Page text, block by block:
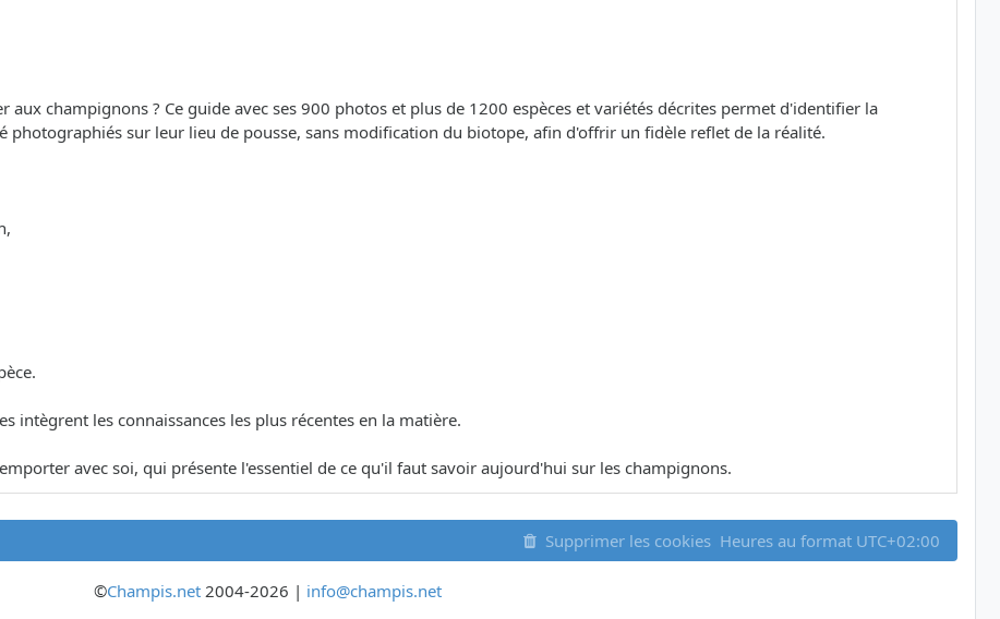
aux champignons ? Ce guide avec ses 900 photos et plus de 1200 espèces et variétés décrites permet d'identifier la
photographiés sur leur lieu de pousse, sans modification du biotope, afin d'offrir un fidèle reflet de la réalité.
intègrent les connaissances les plus récentes en la matière.
avec soi, qui présente l'essentiel de ce qu'il faut savoir aujourd'hui sur les champignons.
Supprimer les cookies Heures au format UTC+02:00
©Champis.net2004-2026 | info@champis.net